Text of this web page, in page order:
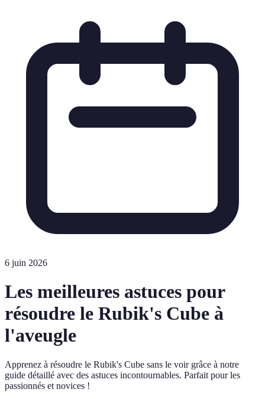
6 juin 2026
Les meilleures astuces pour
résoudre le Rubik's Cube à
l'aveugle
Apprenez à résoudre le Rubik's Cube sans le voir grâce à notre
guide détaillé avec des astuces incontournables. Parfait pour les
passionnés et novices !